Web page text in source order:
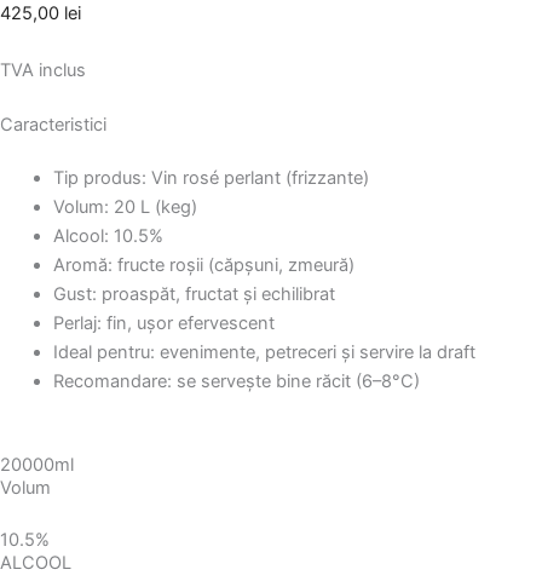
425,00 lei
TVA inclus
Caracteristici
Tip produs: Vin rosé perlant (frizzante)
Volum: 20 L (keg)
Alcool: 10.5%
Aromă: fructe roșii (căpșuni, zmeură)
Gust: proaspăt, fructat și echilibrat
Perlaj: fin, ușor efervescent
Ideal pentru: evenimente, petreceri și servire la draft
Recomandare: se servește bine răcit (6–8°C)
20000ml
Volum
10.5%
ALCOOL